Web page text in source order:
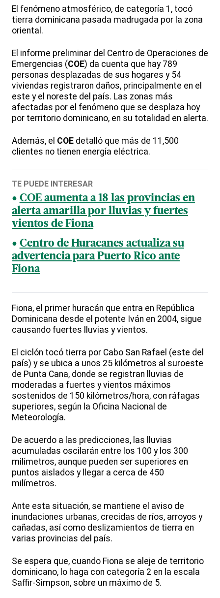
El fenómeno atmosférico, de categoría 1, tocó
tierra dominicana pasada madrugada por la zona
oriental.
El informe preliminar del Centro de Operaciones de
Emergencias (COE) da cuenta que hay 789
personas desplazadas de sus hogares y 54
viviendas registraron daños, principalmente en el
este y el noreste del país. Las zonas más
afectadas por el fenómeno que se desplaza hoy
por territorio dominicano, en su totalidad en alerta.
Además, el COE detalló que más de 11,500
clientes no tienen energía eléctrica.
TE PUEDE INTERESAR
COE aumenta a 18 las provincias en
alerta amarilla por lluvias y fuertes
vientos de Fiona
Centro de Huracanes actualiza su
advertencia para Puerto Rico ante
Fiona
Fiona, el primer huracán que entra en República
Dominicana desde el potente Iván en 2004, sigue
causando fuertes lluvias y vientos.
El ciclón tocó tierra por Cabo San Rafael (este del
país) y se ubica a unos 25 kilómetros al suroeste
de Punta Cana, donde se registran lluvias de
moderadas a fuertes y vientos máximos
sostenidos de 150 kilómetros/hora, con ráfagas
superiores, según la Oficina Nacional de
Meteorología.
De acuerdo a las predicciones, las lluvias
acumuladas oscilarán entre los 100 y los 300
milímetros, aunque pueden ser superiores en
puntos aislados y llegar a cerca de 450
milímetros.
Ante esta situación, se mantiene el aviso de
inundaciones urbanas, crecidas de ríos, arroyos y
cañadas, así como deslizamientos de tierra en
varias provincias del país.
Se espera que, cuando Fiona se aleje de territorio
dominicano, lo haga con categoría 2 en la escala
Saffir-Simpson, sobre un máximo de 5.